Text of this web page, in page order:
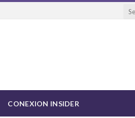
CONEXION INSIDER